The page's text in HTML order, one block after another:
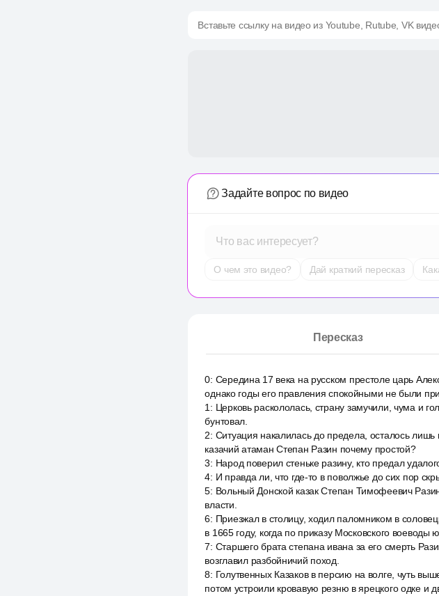
Вставьте ссылку на видео из Youtube, Rutube, VK
Задайте вопрос по видео
Что вас интересует?
О чем это видео? Дай краткий пересказ
Пересказ
0: Середина 17 века на русском престоле царь
однако годы его правления спокойными не были
1 : Церковь раскололась, страну замучили, чума и
бунтовал.
2: Ситуация накалилась до предела, осталось лишь
казачий атаман Степан Разин почему простой?
3: Народ поверил стеньке разину, кто предал
4: И правда ли, что где-то в поволжье до сих пор
5: Вольный Донской казак Степан Тимофеевич
власти.
6: Приезжал в столицу, ходил паломником в
в 1665 году, когда по приказу Московского воеводы
7: Старшего брата степана ивана за его смерть
возглавил разбойничий поход.
8: Голутвенных Казаков в персию на волге, чуть
потом устроили кровавую резню в ярецкого одке и